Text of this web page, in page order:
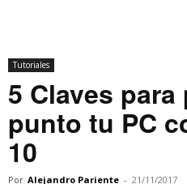
Tutoriales
5 Claves para
punto tu PC
10
Por Alejandro Pariente - 21/11/2017